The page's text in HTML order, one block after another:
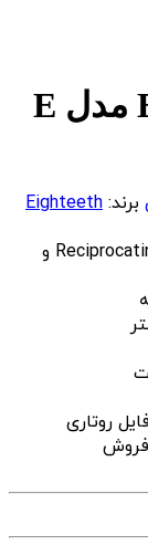
روتاری ایتیس Eighteeth مدل E
برند: Eighteeth
Forward(FWD) و Reverce (REV) و Reciprocating و